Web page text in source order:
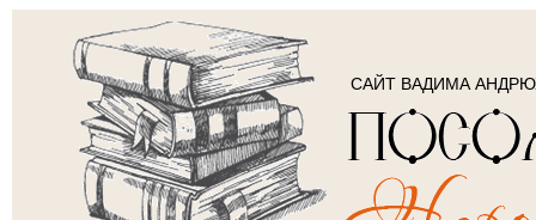
САЙТ ВАДИМА